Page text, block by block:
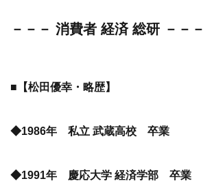
－－－ 消費者 経済 総研 －－－
■【松田優幸・略歴】
◆1986年 私立 武蔵高校 卒業
◆1991年 慶応大学 経済学部 卒業